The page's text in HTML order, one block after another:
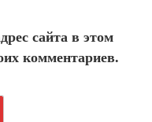
сайта в этом
комментариев.